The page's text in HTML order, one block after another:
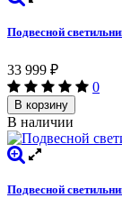
Подвесной
33 999 ₽
0
В корзину
В наличии
Подвесной